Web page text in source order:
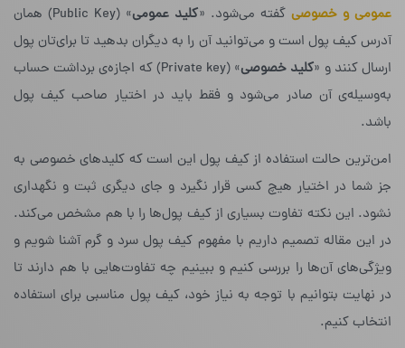
عمومی و خصوصی گفته می‌شود. «کلید عمومی
» (Public Key) همان
آدرس کیف پول است و می‌توانید آن را به دیگران بدهید تا برای‌تان پول
ارسال کنند و «کلید خصوصی
» (Private key) که اجازه‌ی برداشت حساب
به‌وسیله‌ی‌ آن صادر می‌شود و فقط باید در اختیار صاحب کیف پول
باشد.
امن‌ترین حالت استفاده از کیف پول این است که کلیدهای خصوصی به
جز شما در اختیار هیچ کسی قرار نگیرد و جای دیگری ثبت و نگهداری
نشود. این نکته تفاوت بسیاری از کیف پول‌ها را با هم مشخص می‌کند.
در این مقاله تصمیم داریم با مفهوم کیف پول سرد و گرم آشنا شویم و
ویژگی‌های آن‌ها را بررسی کنیم و ببینیم چه تفاوت‌هایی با هم دارند تا
در نهایت بتوانیم با توجه به نیاز خود، کیف پول مناسبی برای استفاده
انتخاب کنیم.